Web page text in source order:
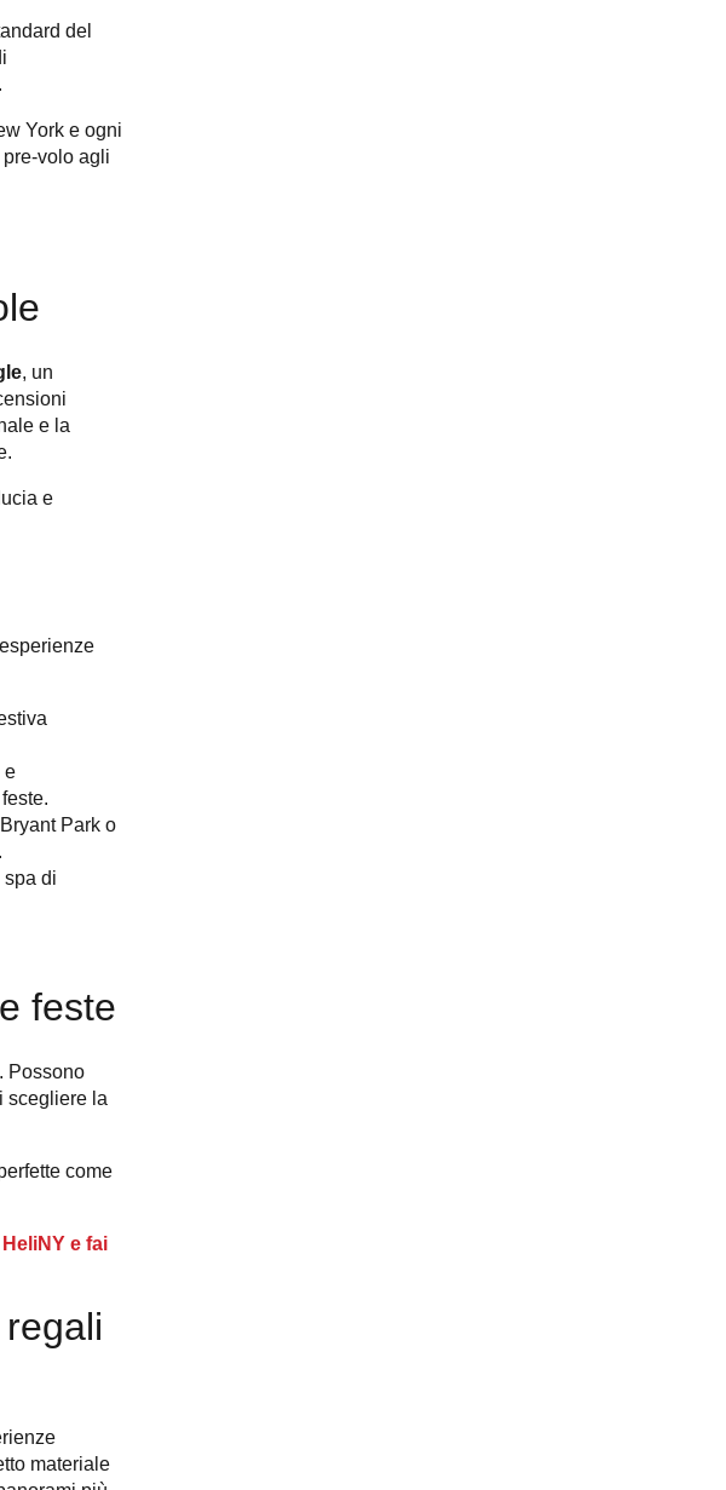
del
York e ogni
volo agli
, un
e la
e
e
Park o
spa di
feste
Possono
scegliere la
come
e fai
materiale